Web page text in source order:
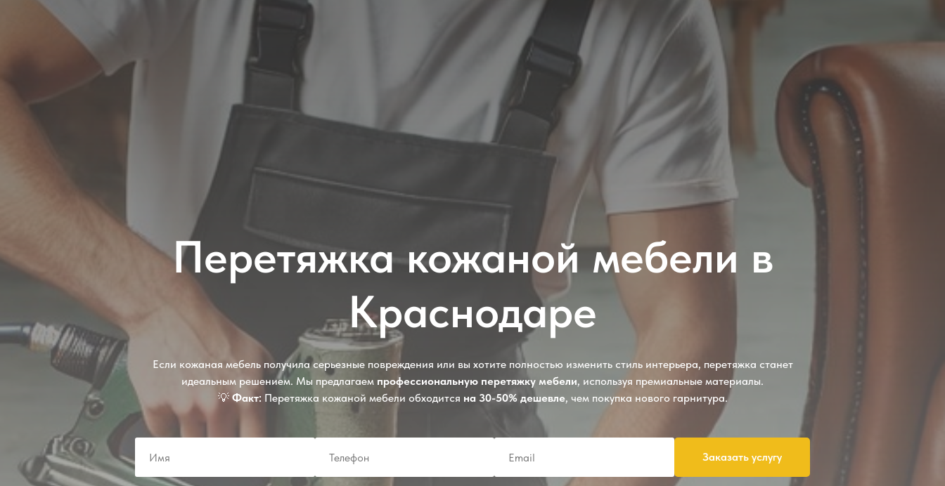
Перетяжка кожаной мебели в
Краснодаре
Если кожаная мебель получила серьезные повреждения или вы хотите полностью изменить стиль интерьера, перетяжка станет
идеальным решением. Мы предлагаем профессиональную перетяжку мебели, используя премиальные материалы.
💡Факт: Перетяжка кожаной мебели обходится на 30-50% дешевле, чем покупка нового гарнитура.
Заказать услугу